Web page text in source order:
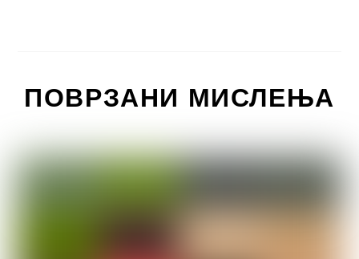
ПОВРЗАНИ МИСЛЕЊА